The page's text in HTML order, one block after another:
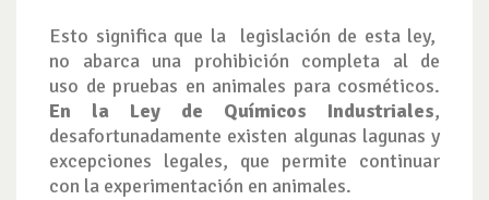
Esto significa que la legislación de esta ley,
no abarca una prohibición completa al de
uso de pruebas en animales para cosméticos.
En la Ley de Químicos Industriales,
desafortunadamente existen algunas lagunas y
excepciones legales, que permite continuar
con la experimentación en animales.